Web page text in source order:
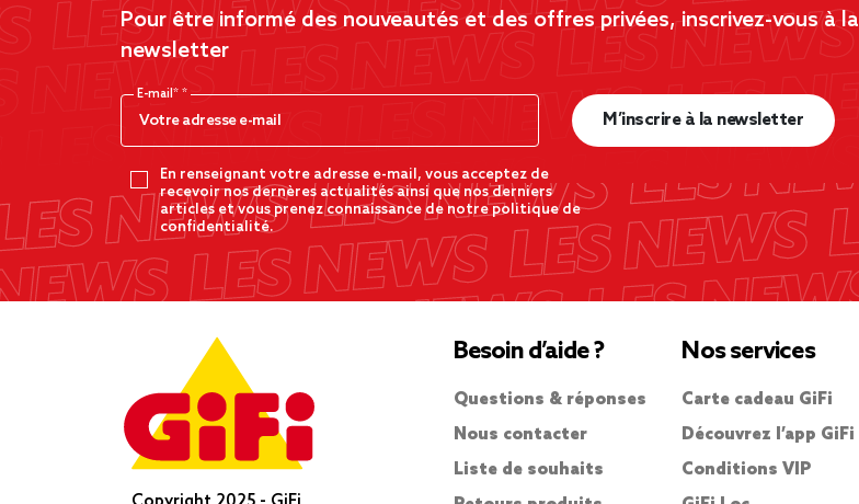
Pour être informé des nouveautés et des offres privées, inscrivez-vous à la
newsletter
E-mail*
En renseignant votre adresse e-mail, vous acceptez de
recevoir nos dernères actualités ainsi que nos derniers
articles et vous prenez connaissance de notre politique de
confidentialité.
M’inscrire à la newsletter
Besoin d’aide ?
Questions & réponses
Nous contacter
Liste de souhaits
Nos services
Carte cadeau GiFi
Découvrez l’app GiFi
Conditions VIP